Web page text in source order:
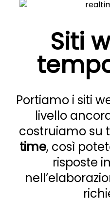
Siti
Portiamo i siti
livello
costruiamo su
time, così
risposte